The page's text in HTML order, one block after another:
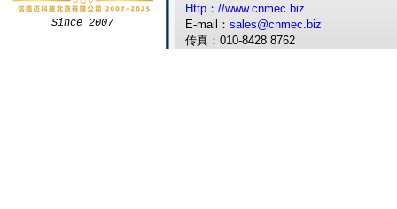
Since 2007
Http：//www.cnmec.biz
E-mail： sales@cnmec.biz
传真：010-8428 8762